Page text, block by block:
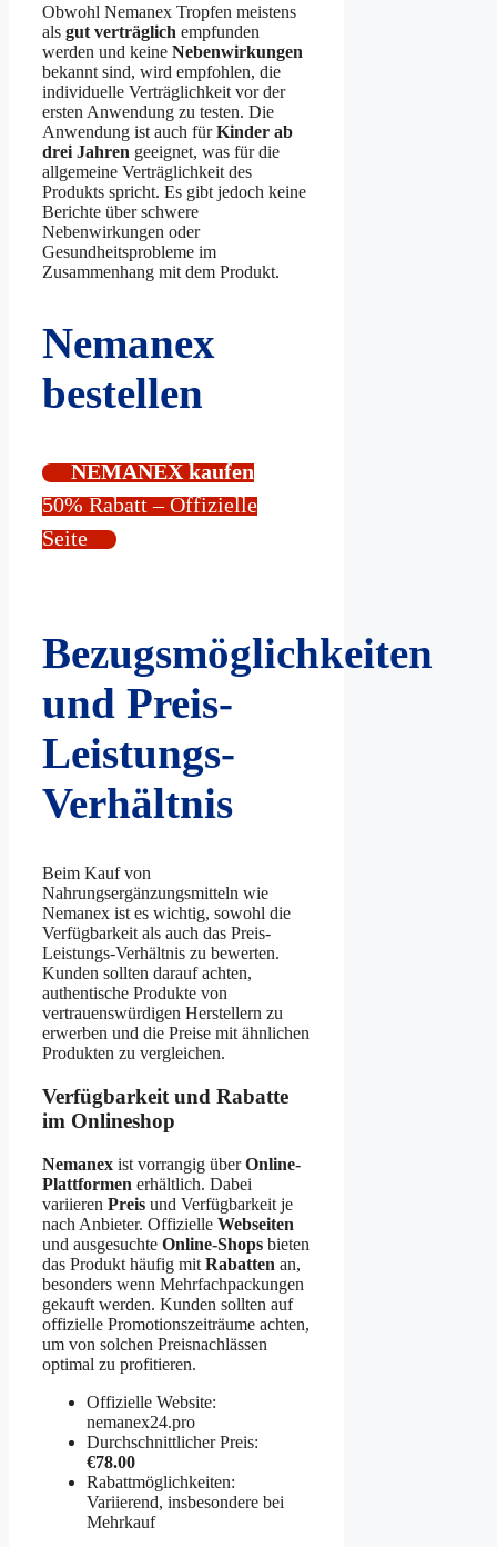
Obwohl Nemanex Tropfen meistens
als gut verträglich empfunden
werden und keine Nebenwirkungen
bekannt sind, wird empfohlen, die
individuelle Verträglichkeit vor der
ersten Anwendung zu testen. Die
Anwendung ist auch fürKinder ab
drei Jahren geeignet, was für die
allgemeine Verträglichkeit des
Produkts spricht. Es gibt jedoch keine
Berichte über schwere
Nebenwirkungen oder
Gesundheitsprobleme im
Zusammenhang mit dem Produkt.
Nemanex
bestellen
NEMANEX kaufen
50% Rabatt – Offizielle
Seite
Bezugsmöglichkeiten
und Preis-
Leistungs-
Verhältnis
Beim Kauf von
Nahrungsergänzungsmitteln wie
Nemanex ist es wichtig, sowohl die
Verfügbarkeit als auch das Preis-
Leistungs-Verhältnis zu bewerten.
Kunden sollten darauf achten,
authentische Produkte von
vertrauenswürdigen Herstellern zu
erwerben und die Preise mit ähnlichen
Produkten zu vergleichen.
Verfügbarkeit und Rabatte
im Onlineshop
Nemanex ist vorrangig überOnline-
Plattformen erhältlich. Dabei
variieren Preis und Verfügbarkeit je
nach Anbieter. Offizielle Webseiten
und ausgesuchte Online-Shops bieten
das Produkt häufig mit Rabatten an,
besonders wenn Mehrfachpackungen
gekauft werden. Kunden sollten auf
offizielle Promotionszeiträume achten,
um von solchen Preisnachlässen
optimal zu profitieren.
Offizielle Website:
nemanex24.pro
Durchschnittlicher Preis:
€78.00
Rabattmöglichkeiten:
Variierend, insbesondere bei
Mehrkauf